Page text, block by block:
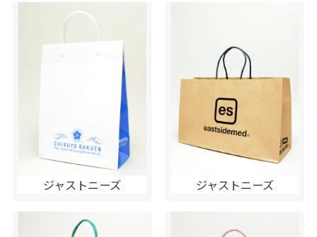
ジャストニーズ ジャストニーズ